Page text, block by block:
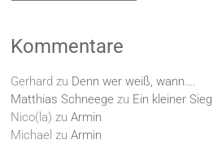
Kommentare
Gerhard zu Denn wer weiß, wann….
Matthias Schneege zu Ein kleiner Sieg
Nico(la) zuArmin
Michael zuArmin